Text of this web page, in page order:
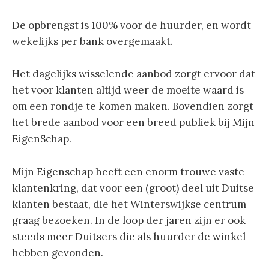
De opbrengst is 100% voor de huurder, en wordt
wekelijks per bank overgemaakt.
Het dagelijks wisselende aanbod zorgt ervoor dat
het voor klanten altijd weer de moeite waard is
om een rondje te komen maken. Bovendien zorgt
het brede aanbod voor een breed publiek bij Mijn
EigenSchap.
Mijn Eigenschap heeft een enorm trouwe vaste
klantenkring, dat voor een (groot) deel uit Duitse
klanten bestaat, die het Winterswijkse centrum
graag bezoeken. In de loop der jaren zijn er ook
steeds meer Duitsers die als huurder de winkel
hebben gevonden.